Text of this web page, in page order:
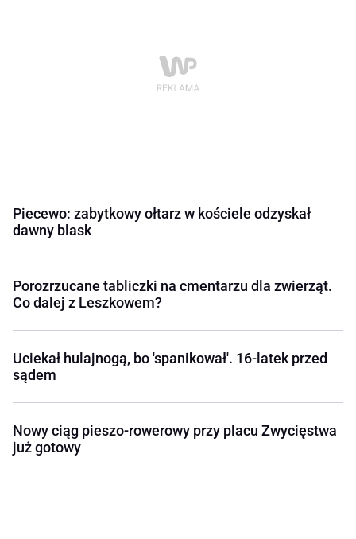
Piecewo: zabytkowy ołtarz w kościele odzyskał
dawny blask
Porozrzucane tabliczki na cmentarzu dla zwierząt.
Co dalej z Leszkowem?
Uciekał hulajnogą, bo 'spanikował'. 16-latek przed
sądem
Nowy ciąg pieszo-rowerowy przy placu Zwycięstwa
już gotowy